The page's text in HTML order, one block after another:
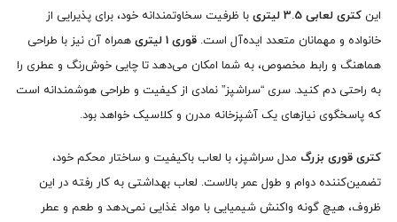
این کتری لعابی 3.5 لیتری
با ظرفیت سخاوتمندانه خود، برای پذیرایی از
خانواده و مهمانان متعدد ایده‌آل است. قوری 1 لیتری
همراه آن نیز با طراحی
هماهنگ و رابط مخصوص، به شما امکان می‌دهد تا چایی خوش‌رنگ و عطری را
به راحتی دم کنید. سری “سراشپز” نمادی از کیفیت و طراحی هوشمندانه است
که پاسخگوی نیازهای یک آشپزخانه مدرن و کلاسیک خواهد بود.
کتری قوری بزرگ مدل سراشپز، با لعاب باکیفیت و ساختار محکم خود،
تضمین‌کننده دوام و طول عمر بالاست. لعاب بهداشتی به کار رفته در این
ظروف، هیچ گونه واکنش شیمیایی با مواد غذایی نمی‌دهد و طعم و عطر